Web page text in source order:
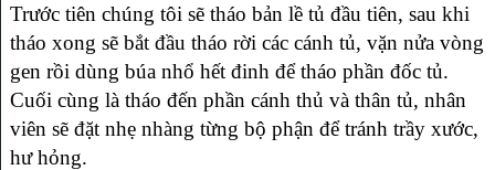
Trước tiên chúng tôi sẽ tháo bản lề tủ đầu tiên, sau khi
tháo xong sẽ bắt đầu tháo rời các cánh tủ, vặn nửa vòng
gen rồi dùng búa nhổ hết đinh để tháo phần đốc tủ.
Cuối cùng là tháo đến phần cánh thủ và thân tủ, nhân
viên sẽ đặt nhẹ nhàng từng bộ phận để tránh trầy xước,
hư hỏng.